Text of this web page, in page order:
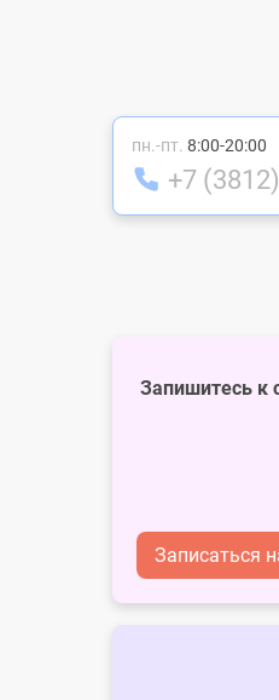
пн.-пт. 8:00-20:00
+7 (3812)
Запишитесь к
Записаться